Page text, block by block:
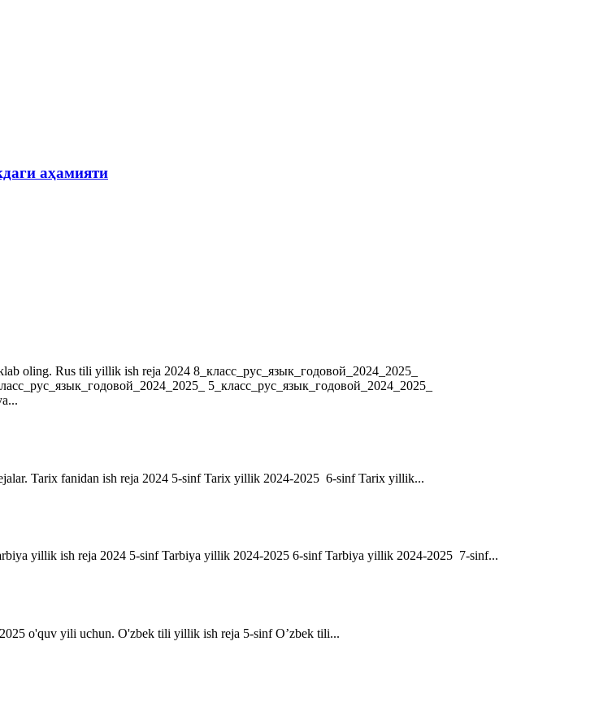
аҳамияти
oling. Rus tili yillik ish reja 2024 8_класс_рус_язык_годовой_2024_2025_
5_класс_рус_язык_годовой_2024_2025_
Tarix fanidan ish reja 2024 5-sinf Tarix yillik 2024-2025 6-sinf Tarix yillik...
yillik ish reja 2024 5-sinf Tarbiya yillik 2024-2025 6-sinf Tarbiya yillik 2024-2025 7-sinf...
o'quv yili uchun. O'zbek tili yillik ish reja 5-sinf O’zbek tili...